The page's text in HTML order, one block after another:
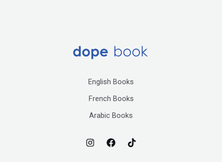
English Books
French Books
Arabic Books